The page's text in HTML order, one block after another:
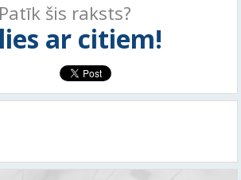
Patīk šis raksts?
ar citiem!